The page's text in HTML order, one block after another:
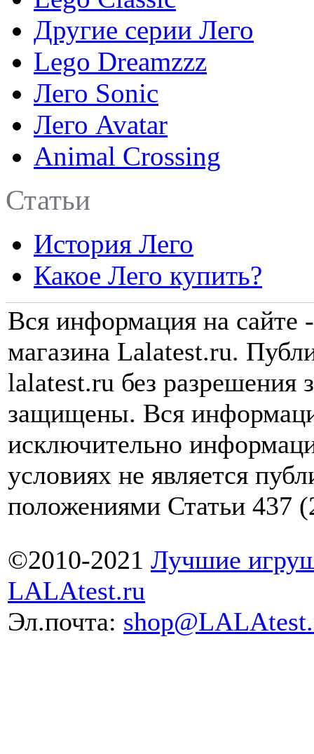
Другие серии Лего
Lego Dreamzzz
Лего Sonic
Лего Avatar
Animal Crossing
Статьи
История Лего
Какое Лего купить?
Вся информация на сайте
магазина Lalatest.ru.
lalatest.ru без разрешения
защищены. Вся
исключительно
условиях не является
положениями Статьи 437
©2010-2021 Лучшие
LALAtest.ru
Эл.почта: